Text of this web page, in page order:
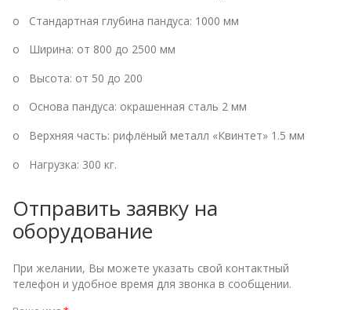
o Стандартная глубина пандуса: 1000 мм
o Ширина: от 800 до 2500 мм
o Высота: от 50 до 200
o Основа пандуса: окрашенная сталь 2 мм
o Верхняя часть: рифлёный металл «Квинтет» 1.5 мм
o Нагрузка: 300 кг.
Отправить заявку на
оборудование
При желании, Вы можете указать свой контактный
телефон и удобное время для звонка в сообщении.